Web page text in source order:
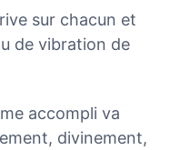
sur chacun et
de vibration de
accompli va
divinement,